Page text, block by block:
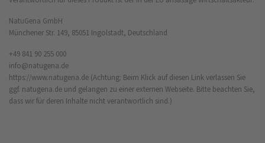
NatuGena GmbH
Münchener Str. 149, 85051 Ingolstadt, Deutschland
+49 841 90 255 000
info@natugena.de
https://www.natugena.de (Achtung: Beim Klick auf diesen Link verlassen Sie
ggf. natugena.de und gelangen zu einer externen Webseite. Bitte beachten Sie,
dass wir für deren Inhalte nicht verantwortlich sind.)